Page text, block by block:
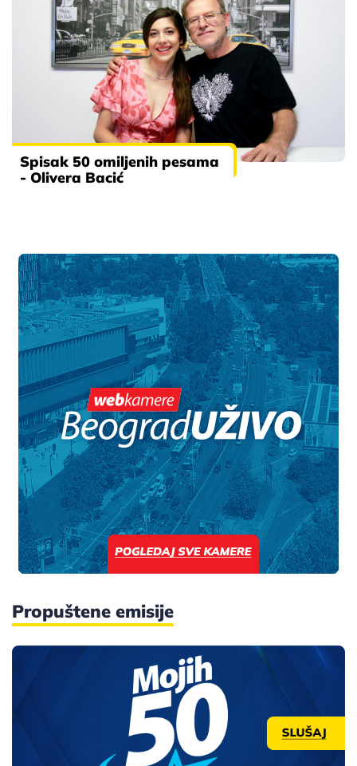
Spisak 50 omiljenih pesama
- Olivera Bacić
Propuštene emisije